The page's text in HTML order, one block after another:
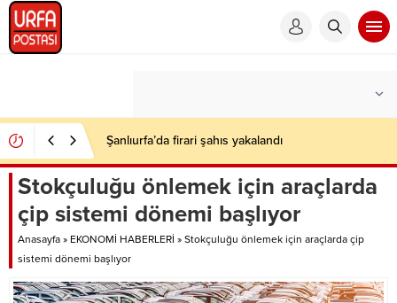
Şanlıurfa’da firari şahıs yakalandı
Stokçuluğu önlemek için araçlarda
çip sistemi dönemi başlıyor
Anasayfa » EKONOMİ HABERLERİ » Stokçuluğu önlemek için araçlarda çip
sistemi dönemi başlıyor